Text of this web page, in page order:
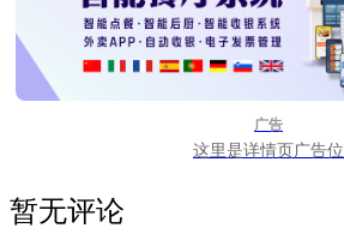
广告
这里是详情页广告位
暂无评论